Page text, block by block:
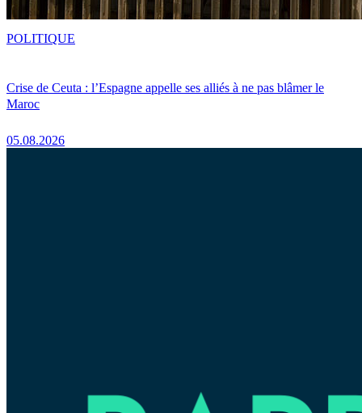
Crise de Ceuta : l’Espagne appelle ses alliés à ne pas blâmer le
Maroc
05.08.2026
POLITIQUE